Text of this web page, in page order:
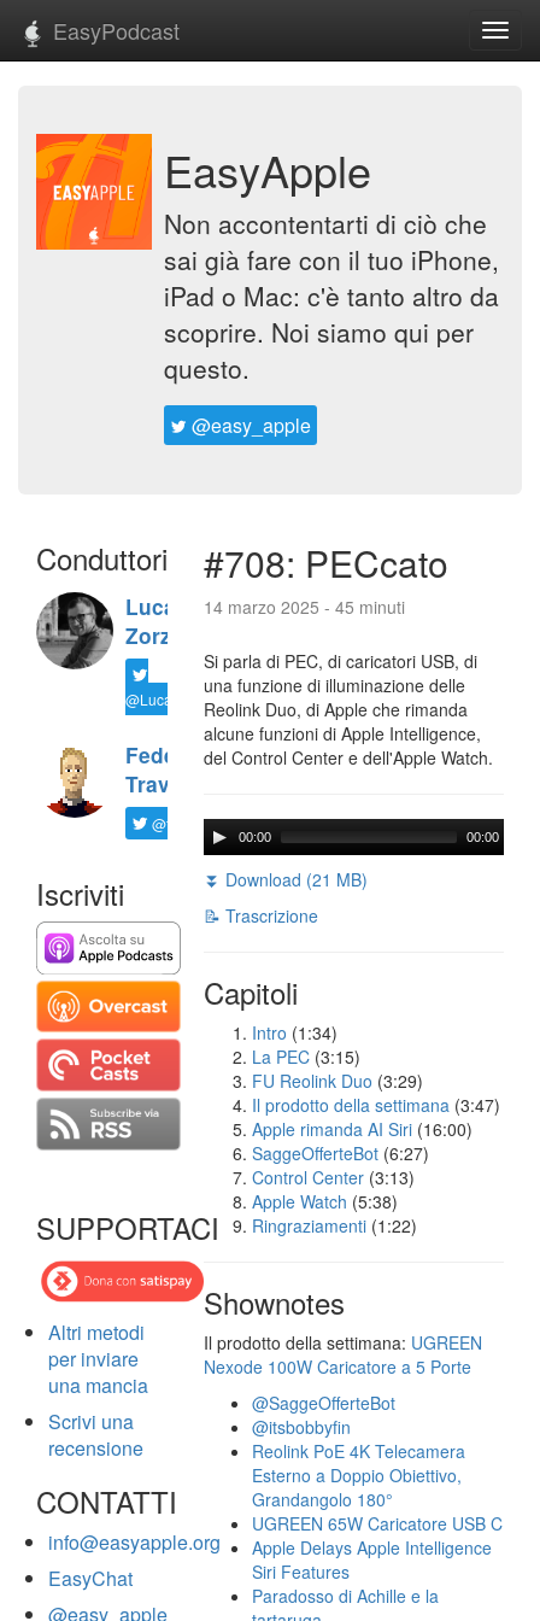
EasyPodcast
EasyApple
Non accontentarti di ciò che
sai già fare con il tuo iPhone,
iPad o Mac: c'è tanto altro da
scoprire. Noi siamo qui per
questo.
@easy_apple
Conduttori
Luca
Zorzi
@LucaTNT
Federico
Travaini
@ftrava
Iscriviti
SUPPORTACI
Altri metodi
per inviare
una mancia
Scrivi una
recensione
CONTATTI
info@easyapple.org
EasyChat
@easy_apple
#708: PECcato
14 marzo 2025 - 45 minuti
Si parla di PEC, di caricatori USB, di
una funzione di illuminazione delle
Reolink Duo, di Apple che rimanda
alcune funzioni di Apple Intelligence,
del Control Center e dell'Apple Watch.
00:00 00:00
⏬ Download (21 MB)
📝 Trascrizione
Capitoli
Intro (1:34)
La PEC (3:15)
FU Reolink Duo (3:29)
Il prodotto della settimana (3:47)
Apple rimanda AI Siri (16:00)
SaggeOfferteBot (6:27)
Control Center (3:13)
Apple Watch (5:38)
Ringraziamenti (1:22)
Shownotes
Il prodotto della settimana: UGREEN
Nexode 100W Caricatore a 5 Porte
@SaggeOfferteBot
@itsbobbyfin
Reolink PoE 4K Telecamera
Esterno a Doppio Obiettivo,
Grandangolo 180°
UGREEN 65W Caricatore USB C
Apple Delays Apple Intelligence
Siri Features
Paradosso di Achille e la